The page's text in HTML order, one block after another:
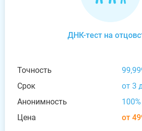
ДНК-тест на
Точность
Срок
от 3
Анонимность
100%
Цена
от